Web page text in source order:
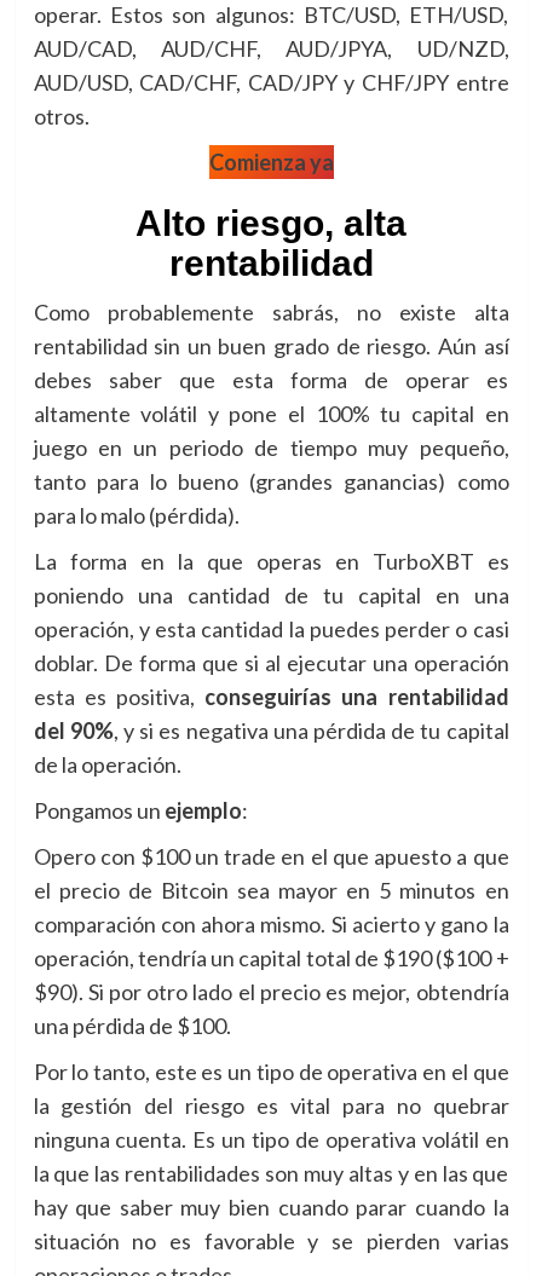
operar. Estos son algunos: BTC/USD, ETH/USD,
AUD/CAD, AUD/CHF, AUD/JPYA, UD/NZD,
AUD/USD, CAD/CHF, CAD/JPY y CHF/JPY entre
otros.
Comienza ya
Alto riesgo, alta
rentabilidad
Como probablemente sabrás, no existe alta
rentabilidad sin un buen grado de riesgo. Aún así
debes saber que esta forma de operar es
altamente volátil y pone el 100% tu capital en
juego en un periodo de tiempo muy pequeño,
tanto para lo bueno (grandes ganancias) como
para lo malo (pérdida).
La forma en la que operas en TurboXBT es
poniendo una cantidad de tu capital en una
operación, y esta cantidad la puedes perder o casi
doblar. De forma que si al ejecutar una operación
esta es positiva, conseguirías una rentabilidad
del 90%, y si es negativa una pérdida de tu capital
de la operación.
Pongamos un ejemplo:
Opero con $100 un trade en el que apuesto a que
el precio de Bitcoin sea mayor en 5 minutos en
comparación con ahora mismo. Si acierto y gano la
operación, tendría un capital total de $190 ($100 +
$90). Si por otro lado el precio es mejor, obtendría
una pérdida de $100.
Por lo tanto, este es un tipo de operativa en el que
la gestión del riesgo es vital para no quebrar
ninguna cuenta. Es un tipo de operativa volátil en
la que las rentabilidades son muy altas y en las que
hay que saber muy bien cuando parar cuando la
situación no es favorable y se pierden varias